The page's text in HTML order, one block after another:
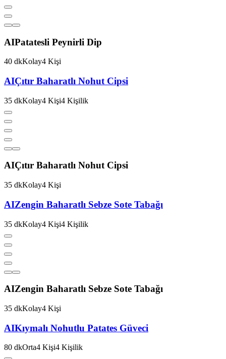
AIPatatesli Peynirli Dip
40 dkKolay4 Kişi
AIÇıtır Baharatlı Nohut Cipsi
35 dkKolay4 Kişi4 Kişilik
AIÇıtır Baharatlı Nohut Cipsi
35 dkKolay4 Kişi
AIZengin Baharatlı Sebze Sote Tabağı
35 dkKolay4 Kişi4 Kişilik
AIZengin Baharatlı Sebze Sote Tabağı
35 dkKolay4 Kişi
AIKıymalı Nohutlu Patates Güveci
80 dkOrta4 Kişi4 Kişilik